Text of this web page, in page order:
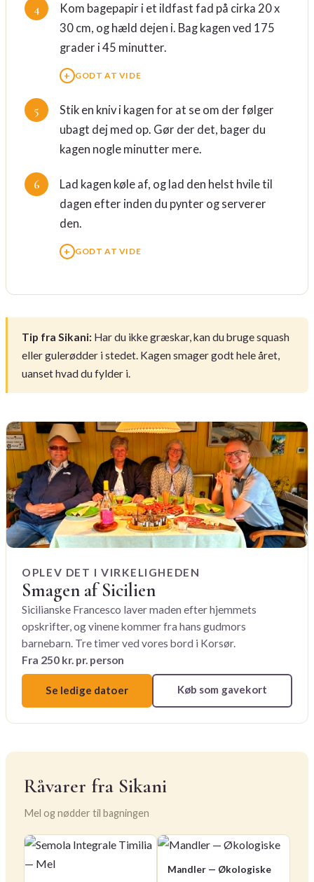
Kom bagepapir i et ildfast fad på cirka 20 x
30 cm, og hæld dejen i. Bag kagen ved 175
grader i 45 minutter.
GODT AT VIDE
Stik en kniv i kagen for at se om der følger
ubagt dej med op. Gør der det, bager du
kagen nogle minutter mere.
Lad kagen køle af, og lad den helst hvile til
dagen efter inden du pynter og serverer
den.
GODT AT VIDE
Tip fra Sikani: Har du ikke græskar, kan du bruge squash
eller gulerødder i stedet. Kagen smager godt hele året,
uanset hvad du fylder i.
OPLEV DET I VIRKELIGHEDEN
Smagen af Sicilien
Sicilianske Francesco laver maden efter hjemmets
opskrifter, og vinene kommer fra hans gudmors
barnebarn. Tre timer ved vores bord i Korsør.
Fra 250 kr. pr. person
Se ledige datoer Køb som gavekort
Råvarer fra Sikani
Mel og nødder til bagningen
Mandler — Økologiske